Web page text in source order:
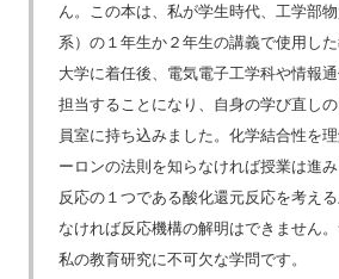
ん。この本は、私が学生時代、工学部
系）の１年生か２年生の講義で使用し
大学に着任後、電気電子工学科や情報
担当することになり、自身の学び直し
員室に持ち込みました。化学結合性を
ーロンの法則を知らなければ授業は進
反応の１つである酸化還元反応を考え
なければ反応機構の解明はできません
私の教育研究に不可欠な学問です。